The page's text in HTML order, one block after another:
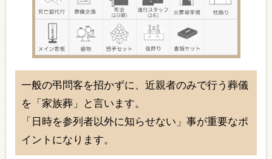
一般の弔問客を招かずに、近親者のみで行う葬儀
を「家族葬」と言います。
「日時を参列者以外に知らせない」事が重要なポ
イントになります。